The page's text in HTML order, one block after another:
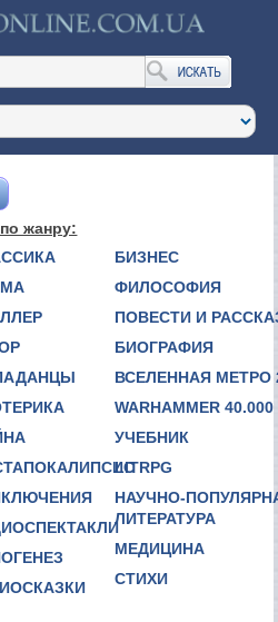
по жанру:
БИЗНЕС
ФИЛОСОФИЯ
ПОВЕСТИ И
БИОГРАФИЯ
ВСЕЛЕННАЯ МЕТРО
WARHAMMER 40.000
УЧЕБНИК
LITRPG
НАУЧНО-
ЛИТЕРАТУРА
МЕДИЦИНА
СТИХИ